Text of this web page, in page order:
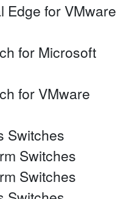
Edge for VMware
for Microsoft
for VMware
Switches
Switches
Switches